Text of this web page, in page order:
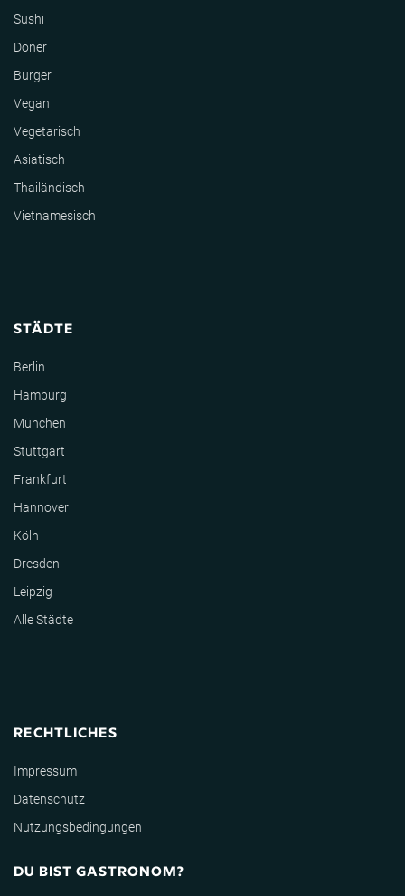
Sushi
Döner
Burger
Vegan
Vegetarisch
Asiatisch
Thailändisch
Vietnamesisch
STÄDTE
Berlin
Hamburg
München
Stuttgart
Frankfurt
Hannover
Köln
Dresden
Leipzig
Alle Städte
RECHTLICHES
Impressum
Datenschutz
Nutzungsbedingungen
DU BIST GASTRONOM?